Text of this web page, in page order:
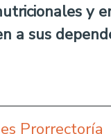
y
a sus
Prorrectoría